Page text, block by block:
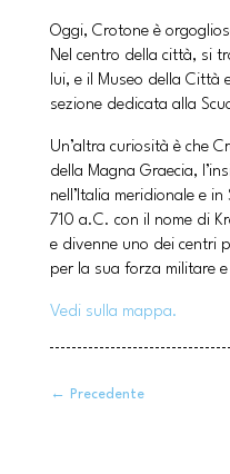
Oggi, Crotone è
Nel centro della città, si
lui, e il Museo della Città
sezione dedicata alla
Un’altra curiosità è che
della Magna Graecia,
nell’Italia meridionale e
710 a.C. con il nome di
e divenne uno dei centri
per la sua forza militare
Vedi sulla mappa.
← Precedente